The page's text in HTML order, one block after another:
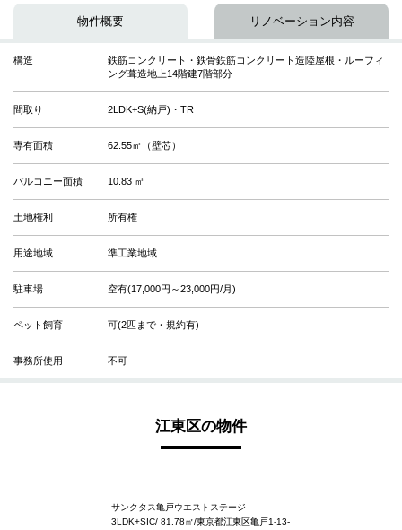
物件概要 リノベーション内容
構造
鉄筋コンクリート・鉄骨鉄筋コンクリート造陸屋根・ルーフィ
ング葺造地上14階建7階部分
間取り 2LDK+S(納戸)・TR
専有面積 62.55㎡（壁芯）
バルコニー面積 10.83 ㎡
土地権利 所有権
用途地域 準工業地域
駐車場 空有(17,000円～23,000円/月)
ペット飼育 可(2匹まで・規約有)
事務所使用 不可
江東区の物件
サンクタス亀戸ウエストステージ
3LDK+SIC/ 81.78㎡/東京都江東区亀戸1-13-